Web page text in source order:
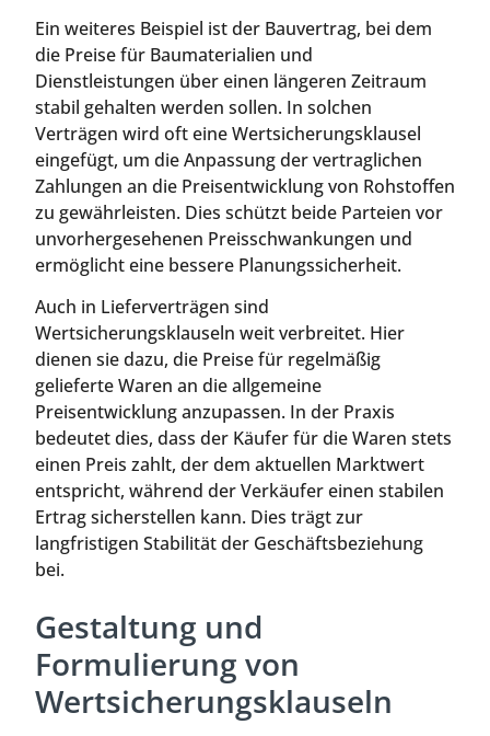
Ein weiteres Beispiel ist der Bauvertrag, bei dem
die Preise für Baumaterialien und
Dienstleistungen über einen längeren Zeitraum
stabil gehalten werden sollen. In solchen
Verträgen wird oft eine Wertsicherungsklausel
eingefügt, um die Anpassung der vertraglichen
Zahlungen an die Preisentwicklung von Rohstoffen
zu gewährleisten. Dies schützt beide Parteien vor
unvorhergesehenen Preisschwankungen und
ermöglicht eine bessere Planungssicherheit.
Auch in Lieferverträgen sind
Wertsicherungsklauseln weit verbreitet. Hier
dienen sie dazu, die Preise für regelmäßig
gelieferte Waren an die allgemeine
Preisentwicklung anzupassen. In der Praxis
bedeutet dies, dass der Käufer für die Waren stets
einen Preis zahlt, der dem aktuellen Marktwert
entspricht, während der Verkäufer einen stabilen
Ertrag sicherstellen kann. Dies trägt zur
langfristigen Stabilität der Geschäftsbeziehung
bei.
Gestaltung und
Formulierung von
Wertsicherungsklauseln